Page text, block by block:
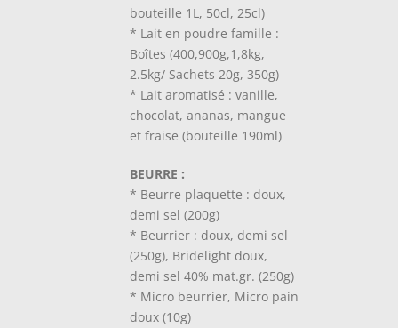
bouteille 1L, 50cl, 25cl)
* Lait en poudre famille :
Boîtes (400,900g,1,8kg,
2.5kg/ Sachets 20g, 350g)
* Lait aromatisé : vanille,
chocolat, ananas, mangue
et fraise (bouteille 190ml)
BEURRE :
* Beurre plaquette : doux,
demi sel (200g)
* Beurrier : doux, demi sel
(250g), Bridelight doux,
demi sel 40% mat.gr. (250g)
* Micro beurrier, Micro pain
doux (10g)